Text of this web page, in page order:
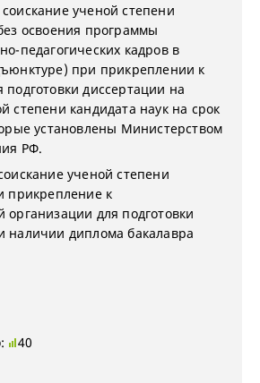
ученой степени
освоения программы
педагогических кадров в
при прикреплении к
подготовки диссертации на
степени кандидата наук на срок
установлены Министерством
РФ.
ученой степени
прикрепление к
организации для подготовки
наличии диплома бакалавра
40